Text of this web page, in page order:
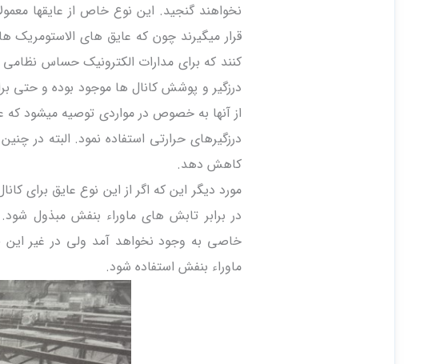
نخواهند گنجید. این نوع خاص از عایقها
قرار میگیرند چون که عایق های
کنند که برای مدارات الکترونیک حساس
درزگیر و پوشش کانال ها موجود بوده و حتی
از آنها به خصوص در مواردی توصیه میشود که
درزگیرهای حرارتی استفاده نمود. البته در
کاهش دهد.
مورد دیگر این که اگر از این نوع عایق برای
در برابر تابش های ماوراء بنفش مبذول
خاصی به وجود نخواهد آمد ولی در غیر این
ماوراء بنفش استفاده شود.